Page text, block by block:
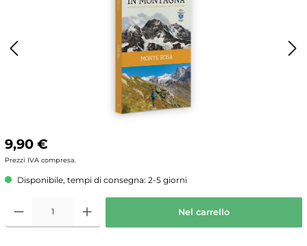
9,90 €
Prezzi IVA compresa.
Disponibile, tempi di consegna: 2-5 giorni
Nel carrello